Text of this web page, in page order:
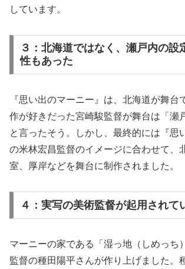
しています。
３：北海道ではなく、瀬戸内の設
性もあった
『思い出のマーニー』は、北海道が舞台
作が好きだった宮崎駿監督が舞台は「瀬
と言ったそう。しかし、最終的には『思
の米林宏昌監督のイメージに合わせて、
室、厚岸などを舞台に制作されました。
４：実写の美術監督が起用されて
マーニーの家である「湿っ地（しめっち
監督の種田陽平さんが作り上げました。